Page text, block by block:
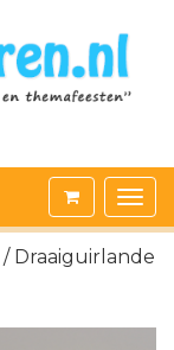
/ Draaiguirlande